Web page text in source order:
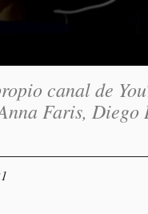
canal de
Faris, Diego